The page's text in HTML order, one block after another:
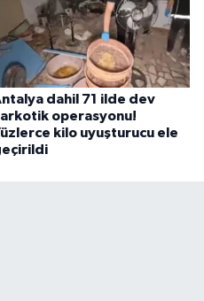
dahil 71 ilde dev
operasyonu!
kilo uyuşturucu ele